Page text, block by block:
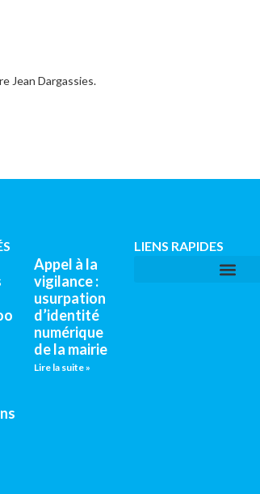
Jean Dargassies.
Appel à la
vigilance :
usurpation
d’identité
numérique
de la mairie
Lire la suite »
LIENS RAPIDES